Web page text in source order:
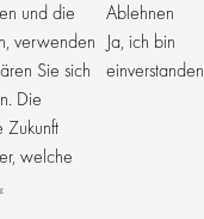
und die
verwenden
Sie sich
Die
Zukunft
welche
Ablehnen
Ja, ich bin
einverstanden
FÜR